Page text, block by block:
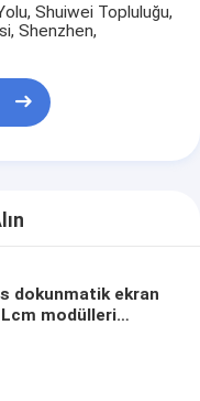
Shuiwei Topluluğu,
Shenzhen,
dokunmatik ekran
modülleri